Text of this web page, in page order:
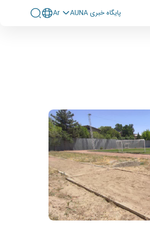
پايگاه خبری AUNA Ar